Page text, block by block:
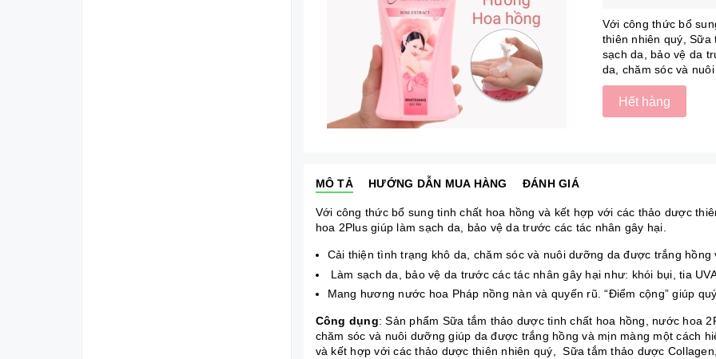
Với công thức bổ
thiên nhiên quý, Sữa
sạch da, bảo vệ da
da, chăm sóc và nuôi
Hết hàng
MÔ TẢ HƯỚNG DẪN MUA HÀNG ĐÁNH GIÁ
Với công thức bổ sung tinh chất hoa hồng và kết hợp với các thảo dược
hoa 2Plus giúp làm sạch da, bảo vệ da trước các tác nhân gây hại.
Cải thiện tình trạng khô da, chăm sóc và nuôi dưỡng da được trắng hồng
Làm sạch da, bảo vệ da trước các tác nhân gây hại như: khói bụi, tia
Mang hương nước hoa Pháp nồng nàn và quyến rũ. “Điểm cộng” giúp
Công dụng: Sản phẩm Sữa tắm thảo dược tinh chất hoa hồng, nước hoa
chăm sóc và nuôi dưỡng giúp da được trắng hồng và mịn màng một cách
và kết hợp với các thảo dược thiên nhiên quý, Sữa tắm thảo dược